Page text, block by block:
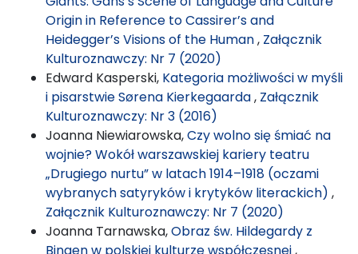
Origin in Reference to Cassirer’s and
Heidegger’s Visions of the Human, Załącznik
Kulturoznawczy: Nr 7 (2020)
Edward Kasperski, Kategoria możliwości w myśli
i pisarstwie Sørena Kierkegaarda, Załącznik
Kulturoznawczy: Nr 3 (2016)
Joanna Niewiarowska,Czy wolno się śmiać na
wojnie? Wokół warszawskiej kariery teatru
„Drugiego nurtu” w latach 1914–1918 (oczami
wybranych satyryków i krytyków literackich) ,
Załącznik Kulturoznawczy: Nr 7 (2020)
Joanna Tarnawska,Obraz św. Hildegardy z